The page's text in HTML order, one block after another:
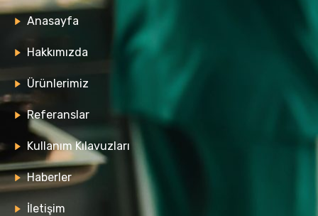
Anasayfa
Hakkımızda
Ürünlerimiz
Referanslar
Kullanım Kılavuzları
Haberler
İletişim